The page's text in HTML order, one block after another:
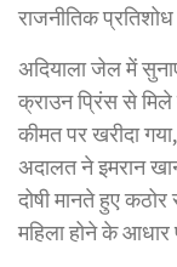
राजनीतिक
अदियाला जेल में
क्राउन प्रिंस से मिले
कीमत पर खरीदा
अदालत ने इमरान
दोषी मानते हुए
महिला होने के आधार